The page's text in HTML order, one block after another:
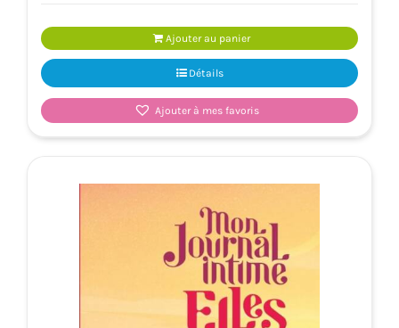
Ajouter au panier
Détails
Ajouter à mes favoris